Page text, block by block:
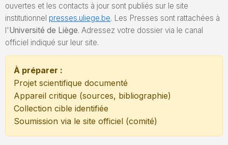
ouvertes et les contacts à jour sont publiés sur le site
institutionnel presses.uliege.be. Les Presses sont rattachées à
l'Université de Liège. Adressez votre dossier via le canal
officiel indiqué sur leur site.
À préparer :
Projet scientifique documenté
Appareil critique (sources, bibliographie)
Collection cible identifiée
Soumission via le site officiel (comité)